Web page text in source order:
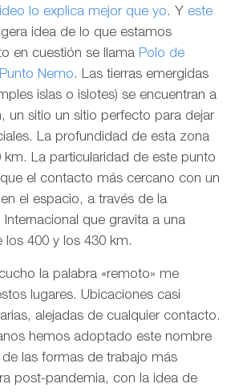
lo explica mejor que yo. Y este
idea de lo que estamos
en cuestión se llama Polo de
Nemo. Las tierras emergidas
islas o islotes) se encuentran a
un sitio un sitio perfecto para dejar
La profundidad de esta zona
km. La particularidad de este punto
el contacto más cercano con un
el espacio, a través de la
Internacional que gravita a una
los 400 y los 430 km.
la palabra «remoto» me
lugares. Ubicaciones casi
alejadas de cualquier contacto.
hemos adoptado este nombre
las formas de trabajo más
post-pandemia, con la idea de